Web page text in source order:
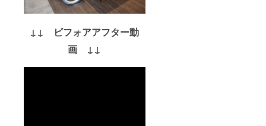
↓↓ ビフォアアフター動
画 ↓↓